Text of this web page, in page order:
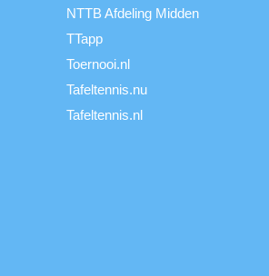
NTTB Afdeling Midden
TTapp
Toernooi.nl
Tafeltennis.nu
Tafeltennis.nl